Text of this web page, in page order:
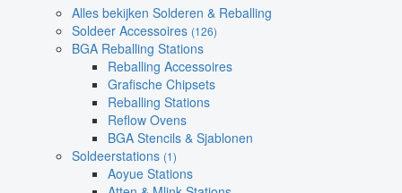
Alles bekijken Solderen & Reballing
Soldeer Accessoires (126)
BGA Reballing Stations
Reballing Accessoires
Grafische Chipsets
Reballing Stations
Reflow Ovens
BGA Stencils & Sjablonen
Soldeerstations (1)
Aoyue Stations